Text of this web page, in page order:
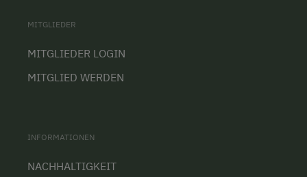
MITGLIEDER
MITGLIEDER LOGIN
MITGLIED WERDEN
INFORMATIONEN
NACHHALTIGKEIT